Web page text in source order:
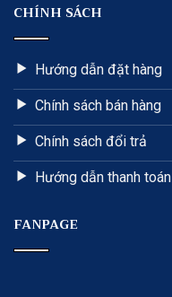
CHÍNH SÁCH
Hướng dẫn đặt hàng
Chính sách bán hàng
Chính sách đổi trả
Hướng dẫn thanh toán
FANPAGE